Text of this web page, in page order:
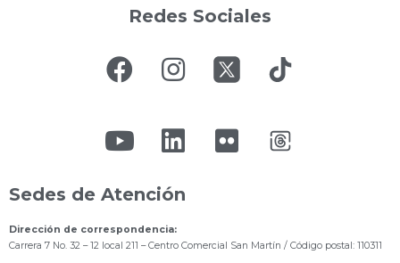
Redes Sociales
Sedes de Atención
Dirección de correspondencia:
Carrera 7 No. 32 – 12 local 211 – Centro Comercial San Martín / Código postal: 110311